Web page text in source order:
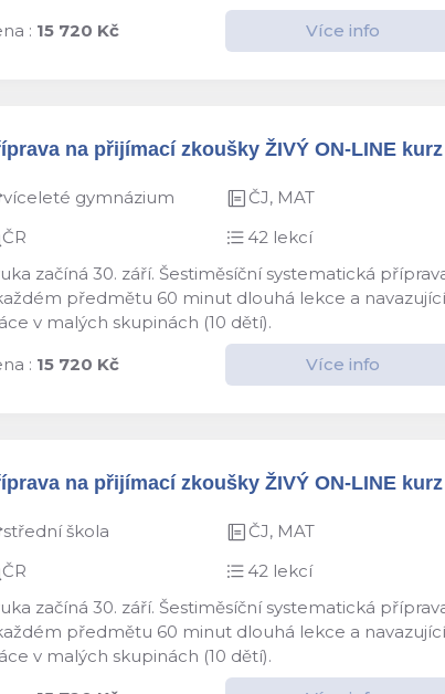
: 15 720 Kč Více info
na přijímací zkoušky ŽIVÝ ON-LINE
víceleté gymnázium ČJ, MAT
ČR
42 lekcí
začíná 30. září. Šestiměsíční systematická
předmětu 60 minut dlouhá lekce a
v malých skupinách (10 dětí).
: 15 720 Kč Více info
na přijímací zkoušky ŽIVÝ ON-LINE
střední škola ČJ, MAT
ČR
42 lekcí
začíná 30. září. Šestiměsíční systematická
předmětu 60 minut dlouhá lekce a
v malých skupinách (10 dětí).